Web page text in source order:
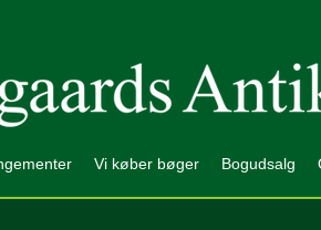
Vi køber bøger Bogudsalg